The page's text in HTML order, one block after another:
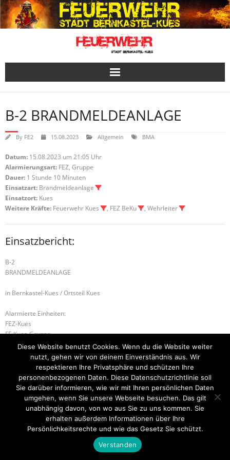
Skip
to
content
B-2 BRANDMELDEANLAGE
By FE2 15.08.2023 Allgemein BMA
Datum: 15.08.2023 um 21:05 Uhr
Alarmierungsart: FEZ, Gruppe
Dauer: 1 Stunde 10 Minuten
Einsatzart: Brandmeldeanlage
Einsatzort: Kues
Weitere Kräfte: Feuerwehr Kues , FEZ BeKu , Wehrleiter
Einsatzbericht:
B-2
BRANDMELDEANLAGE
in Bernkastel-Kues / Ortsteil Kues
Alarmierte Einheiten:
FEZ-Kues
FF-Kues-Gruppe
BeKu WL
G-3 GASAUSSTRÖMUNG B-2 BRANDMELDEANLAGE
Startseite Einsätze Mitglied werden Über uns
Bilder
Kontakt
Theme byThink Up Themes Ltd. Powered byWordPress.
Diese Website benutzt Cookies. Wenn du die Website weiter
nutzt, gehen wir von deinem Einverständnis aus. Wir
respektieren Ihre Privatsphäre und schützen Ihre
personenbezogenen Daten. Diese Datenschutzrichtlinie soll
Sie darüber informieren, wie wir mit Ihren persönlichen Daten
umgehen, wenn Sie unsere Webseite besuchen. Das gilt
unabhängig davon, von wo aus Sie zu uns kommen. Sie
erhalten außerdem Informationen über Ihre
Persönlichkeitsrechte und wie das Gesetz Sie schützt.
Verstanden